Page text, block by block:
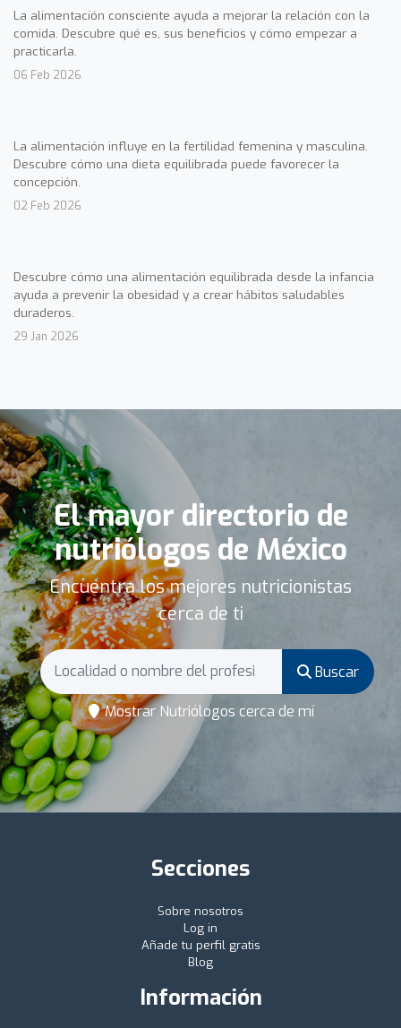
La alimentación consciente ayuda a mejorar la relación con la
comida. Descubre qué es, sus beneficios y cómo empezar a
practicarla.
06 Feb 2026
La alimentación influye en la fertilidad femenina y masculina.
Descubre cómo una dieta equilibrada puede favorecer la
concepción.
02 Feb 2026
Descubre cómo una alimentación equilibrada desde la infancia
ayuda a prevenir la obesidad y a crear hábitos saludables
duraderos.
29 Jan 2026
El mayor directorio de
nutriólogos de México
Encuentra los mejores nutricionistas
cerca de ti
Buscar
Mostrar Nutriólogos cerca de mí
Secciones
Sobre nosotros
Log in
Añade tu perfil gratis
Blog
Información